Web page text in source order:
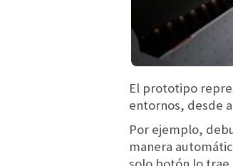
El prototipo
entornos, desde
Por ejemplo,
manera